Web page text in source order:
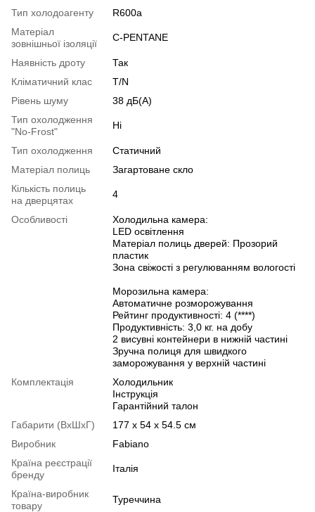
Тип холодоагенту
R600a
Матеріал
зовнішньої ізоляції
C-PENTANE
Наявність дроту
Так
Кліматичний клас
T/N
Рівень шуму
38 дБ(А)
Тип охолодження
"No-Frost"
Ні
Тип охолодження
Статичний
Матеріал полиць
Загартоване скло
Кількість полиць
на дверцятах
4
Особливості
Холодильна камера:
LED освітлення
Матеріал полиць дверей: Прозорий
пластик
Зона свіжості з регулюванням вологості
Морозильна камера:
Автоматичне розморожування
Рейтинг продуктивності: 4 (****)
Продуктивність: 3,0 кг. на добу
2 висувні контейнери в нижній частині
Зручна полиця для швидкого
заморожування у верхній частині
Комплектація
Холодильник
Інструкція
Гарантійний талон
Габарити (ВхШхГ)
177 х 54 х 54.5 см
Виробник
Fabiano
Країна реєстрації
бренду
Італія
Країна-виробник
товару
Туреччина